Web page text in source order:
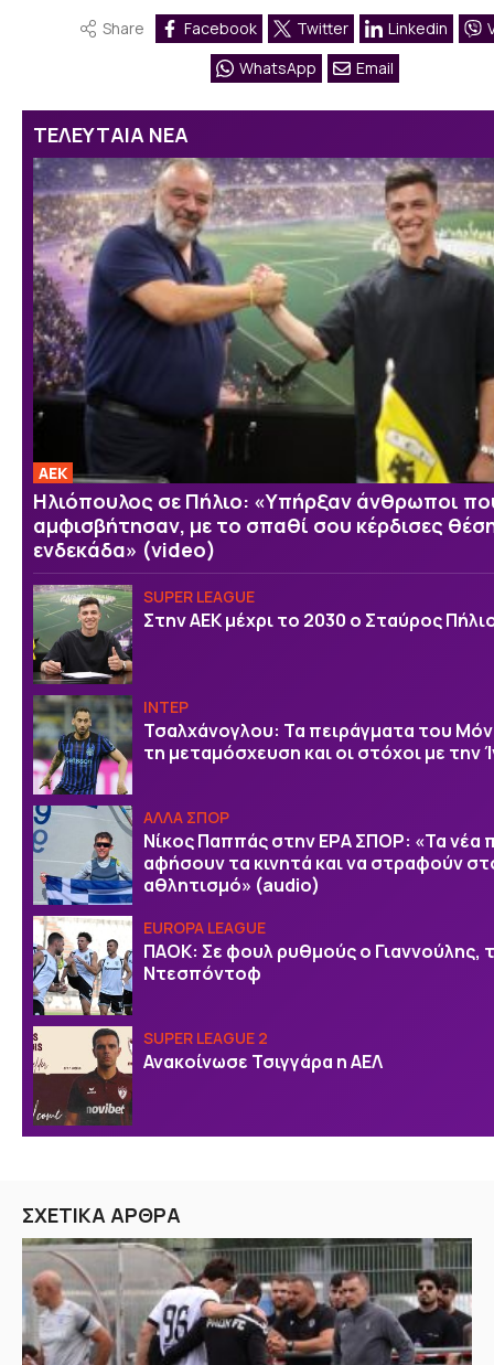
Share Facebook Twitter Linkedin
WhatsApp
Email
ΤΕΛΕΥΤΑΙΑ ΝΕΑ
ΑΕΚ
Ηλιόπουλος σε Πήλιο: «Υπήρξαν άνθρωποι
αμφισβήτησαν, με το σπαθί σου κέρδισες
ενδεκάδα» (video)
SUPER LEAGUE
Στην AEK μέχρι το 2030 ο Σταύρος
ΙΝΤΕΡ
Τσαλχάνογλου: Τα πειράγματα του
τη μεταμόσχευση και οι στόχοι με την
ΑΛΛΑ ΣΠΟΡ
Νίκος Παππάς στην ΕΡΑ ΣΠΟΡ: «Τα νέα
αφήσουν τα κινητά και να στραφούν
αθλητισμό» (audio)
EUROPA LEAGUE
ΠΑΟΚ: Σε φουλ ρυθμούς ο Γιαννούλης,
Ντεσπόντοφ
SUPER LEAGUE 2
Ανακοίνωσε Τσιγγάρα η ΑΕΛ
ΣΧΕΤΙΚΑ ΑΡΘΡΑ